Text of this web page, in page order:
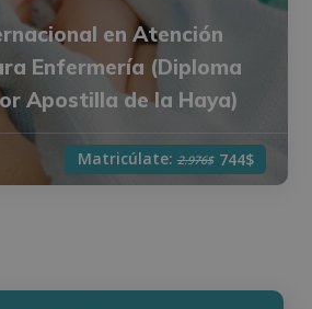
en Atención
Enfermería (Diploma
Apostilla de la Haya)
Matricúlate:2.976$ 744$